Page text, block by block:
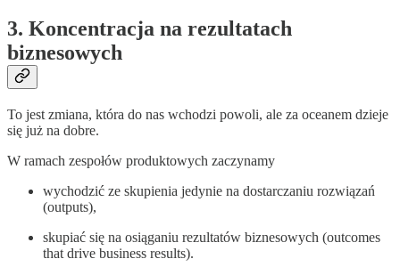
3. Koncentracja na rezultatach
biznesowych
To jest zmiana, która do nas wchodzi powoli, ale za oceanem dzieje
się już na dobre.
W ramach zespołów produktowych zaczynamy
wychodzić ze skupienia jedynie na dostarczaniu rozwiązań
(outputs),
skupiać się na osiąganiu rezultatów biznesowych (outcomes
that drive business results).